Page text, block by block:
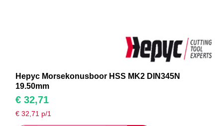
Hepyc Morsekonusboor HSS MK2 DIN345N
19.50mm
€ 32,71
€32,71 p/1